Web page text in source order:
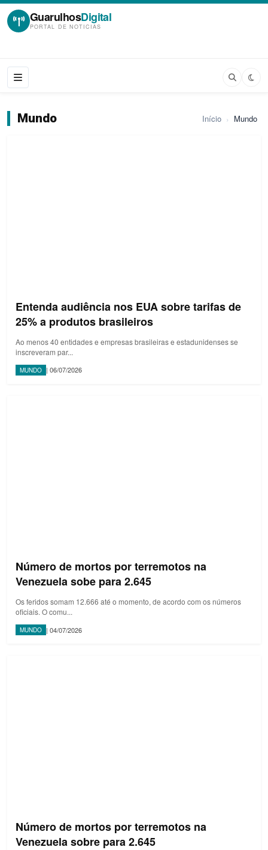
GuarulhosDigital
PORTAL DE NOTICIAS
Mundo Início › Mundo
Entenda audiência nos EUA sobre tarifas de
25% a produtos brasileiros
Ao menos 40 entidades e empresas brasileiras e estadunidenses se
inscreveram par...
MUNDO | 06/07/2026
Número de mortos por terremotos na
Venezuela sobe para 2.645
Os feridos somam 12.666 até o momento, de acordo com os números
oficiais. O comu...
MUNDO | 04/07/2026
Número de mortos por terremotos na
Venezuela sobre para 2.645